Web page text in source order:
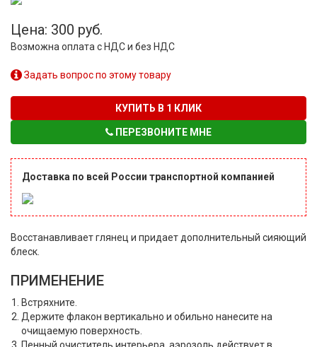
Цена: 300 руб.
Возможна оплата с НДС и без НДС
Задать вопрос по этому товару
КУПИТЬ В 1 КЛИК
ПЕРЕЗВОНИТЕ МНЕ
Доставка по всей России транспортной компанией
Восстанавливает глянец и придает дополнительный сияющий
блеск.
ПРИМЕНЕНИЕ
Встряхните.
Держите флакон вертикально и обильно нанесите на
очищаемую поверхность.
Пенный очиститель интерьера, аэрозоль действует в